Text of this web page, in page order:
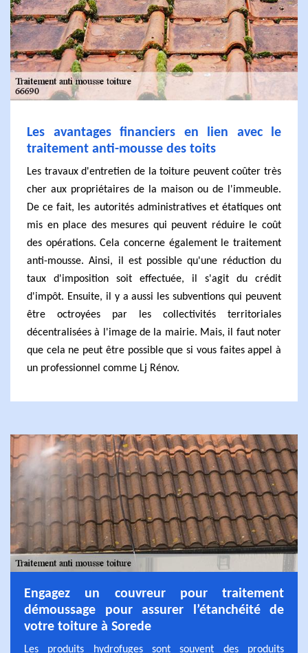
Les avantages financiers en lien avec le
traitement anti-mousse des toits
Les travaux d'entretien de la toiture peuvent coûter très
cher aux propriétaires de la maison ou de l'immeuble.
De ce fait, les autorités administratives et étatiques ont
mis en place des mesures qui peuvent réduire le coût
des opérations. Cela concerne également le traitement
anti-mousse. Ainsi, il est possible qu'une réduction du
taux d'imposition soit effectuée, il s'agit du crédit
d'impôt. Ensuite, il y a aussi les subventions qui peuvent
être octroyées par les collectivités territoriales
décentralisées à l'image de la mairie. Mais, il faut noter
que cela ne peut être possible que si vous faites appel à
un professionnel comme Lj Rénov.
Engagez un couvreur pour traitement
démoussage pour assurer l’étanchéité de
votre toiture à Sorede
Les produits hydrofuges sont souvent des produits